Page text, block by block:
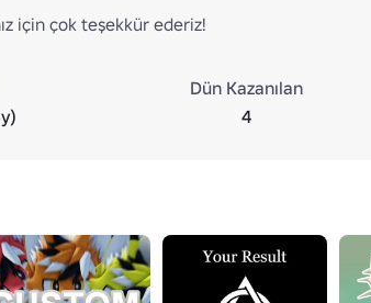
için çok teşekkür ederiz!
Dün Kazanılan
4